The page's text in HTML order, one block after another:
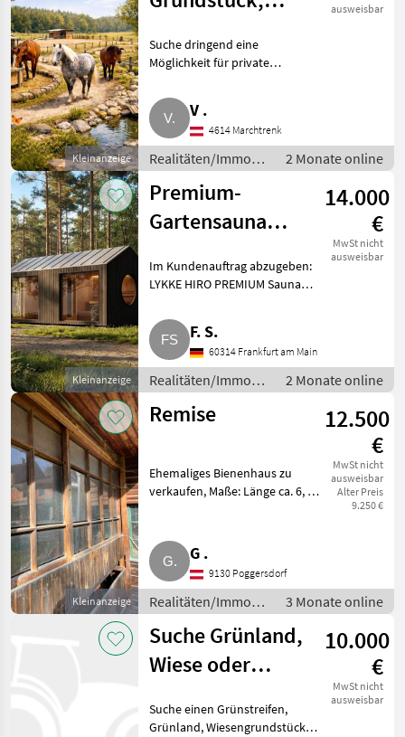
Kleinanzeige
zur Pacht/Kauf
ausweisbar
Suche dringend eine
Möglichkeit für private
egal ob Grundstück ab ca. 1
Hektar, Hof, Sacherl, ich bin
offen für vieles. Bitte alles i
V .
4614 Marchtrenk
Realitäten/Immobilien
/ Sonstige
Immobilien
2 Monate online
Kleinanzeige
Premium-
Gartensauna
PREMIUM
14.000
€
MwSt nicht
ausweisbar
Im Kundenauftrag abzugeben:
LYKKE HIRO PREMIUM Sauna
Dusche, ausgelegt für
ganzjährige Nutzung. Maße 6, 12
x 2, 55 x 3, 30 m. Außen sibiris
F. S.
60314 Frankfurt am Main
Realitäten/Immobilien
/ Sonstige
Immobilien
2 Monate online
Kleinanzeige
Remise
12.500
€
MwSt nicht
ausweisbar
Alter Preis
9.250 €
Ehemaliges Bienenhaus zu
verkaufen, Maße: Länge ca. 6, 4
eine große Glasfront, welche
aufschiebbar ist.
G .
9130 Poggersdorf
Realitäten/Immobilien
/ Sonstige
Immobilien
3 Monate online
Suche Grünland,
Wiese oder
Großraum
10.000
€
MwSt nicht
ausweisbar
Suche einen Grünstreifen,
Grünland, Wiesengrundstücke